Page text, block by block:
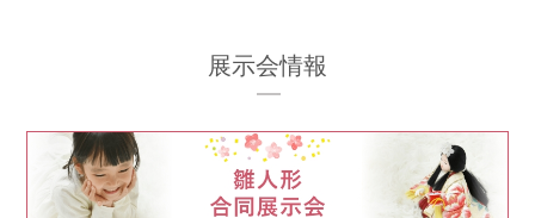
展示会情報